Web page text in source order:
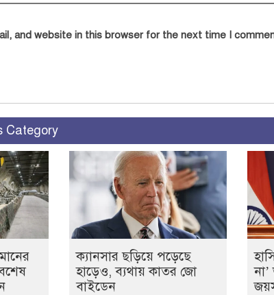
and website in this browser for the next time I
Category
ক্যানসার ছড়িয়ে পড়েছে
হাড়েও, ব্যথায় কাতর জো
বাইডেন